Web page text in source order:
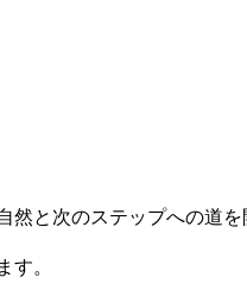
然と次のステップへの道
す。